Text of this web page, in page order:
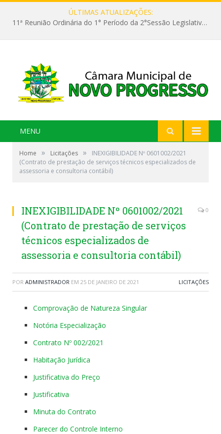
ÚLTIMAS ATUALIZAÇÕES:
11ª Reunião Ordinária do 1° Período da 2°Sessão Legislativa da 9ª Legislatura do Poder Legislativo
MENU
Home » Licitações »
INEXIGIBILIDADE Nº 0601002/2021
(Contrato de prestação de serviços técnicos especializados de
assessoria e consultoria contábil)
INEXIGIBILIDADE Nº 0601002/2021
(Contrato de prestação de serviços
técnicos especializados de
assessoria e consultoria contábil)
0
POR ADMINISTRADOR EM 25 DE JANEIRO DE 2021 LICITAÇÕES
Comprovação de Natureza Singular
Notória Especialização
Contrato Nº 002/2021
Habitação Jurídica
Justificativa do Preço
Justificativa
Minuta do Contrato
Parecer do Controle Interno